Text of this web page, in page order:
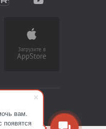
вам.
появятся
Загрузите в
AppStore